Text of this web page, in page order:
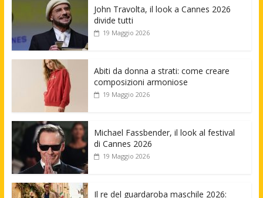
John Travolta, il look a Cannes 2026
divide tutti
19 Maggio 2026
Abiti da donna a strati: come creare
composizioni armoniose
19 Maggio 2026
Michael Fassbender, il look al festival
di Cannes 2026
19 Maggio 2026
Il re del guardaroba maschile 2026: